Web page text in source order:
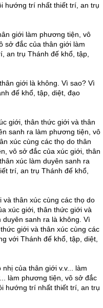
hướng trí nhất thiết trí, an trụ
giới làm phương tiện, vô
sở đắc của thân giới làm
an trụ Thánh đế khổ, tập,
giới là không. Vì sao? Vì
đế khổ, tập, diệt, đạo
giới, thân thức giới và thân
sanh ra làm phương tiện, vô
xúc cùng các thọ do thân
vô sở đắc của xúc giới, thân
xúc làm duyên sanh ra
trí, an trụ Thánh đế khổ,
và thân xúc cùng các thọ do
xúc giới, thân thức giới và
sanh ra là không. Vì
giới và thân xúc cùng các
với Thánh đế khổ, tập, diệt,
của thân giới v.v... làm
làm phương tiện, vô sở đắc
hướng trí nhất thiết trí, an trụ